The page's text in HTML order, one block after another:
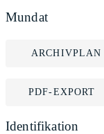
Mundat
ARCHIVPLAN
PDF-EXPORT
Identifikation